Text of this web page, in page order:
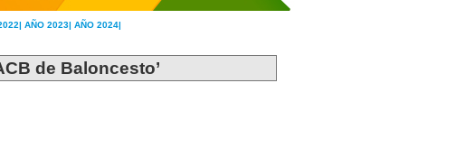
AÑO 2023| AÑO 2024|
de Baloncesto’